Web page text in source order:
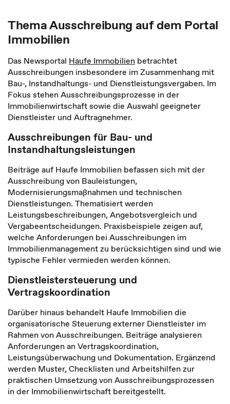
Thema Ausschreibung auf dem Portal
Immobilien
Das Newsportal Haufe Immobilien betrachtet
Ausschreibungen insbesondere im Zusammenhang mit
Bau-, Instandhaltungs- und Dienstleistungsvergaben. Im
Fokus stehen Ausschreibungsprozesse in der
Immobilienwirtschaft sowie die Auswahl geeigneter
Dienstleister und Auftragnehmer.
Ausschreibungen für Bau- und
Instandhaltungsleistungen
Beiträge auf Haufe Immobilien befassen sich mit der
Ausschreibung von Bauleistungen,
Modernisierungsmaßnahmen und technischen
Dienstleistungen. Thematisiert werden
Leistungsbeschreibungen, Angebotsvergleich und
Vergabeentscheidungen. Praxisbeispiele zeigen auf,
welche Anforderungen bei Ausschreibungen im
Immobilienmanagement zu berücksichtigen sind und wie
typische Fehler vermieden werden können.
Dienstleistersteuerung und
Vertragskoordination
Darüber hinaus behandelt Haufe Immobilien die
organisatorische Steuerung externer Dienstleister im
Rahmen von Ausschreibungen. Beiträge analysieren
Anforderungen an Vertragskoordination,
Leistungsüberwachung und Dokumentation. Ergänzend
werden Muster, Checklisten und Arbeitshilfen zur
praktischen Umsetzung von Ausschreibungsprozessen
in der Immobilienwirtschaft bereitgestellt.